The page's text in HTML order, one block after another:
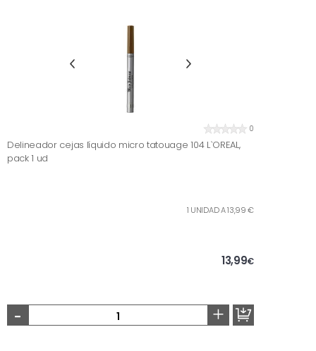
0
Delineador cejas líquido micro tatouage 104 L`OREAL,
pack 1 ud
1 UNIDAD A 13,99 €
13,99€
- +